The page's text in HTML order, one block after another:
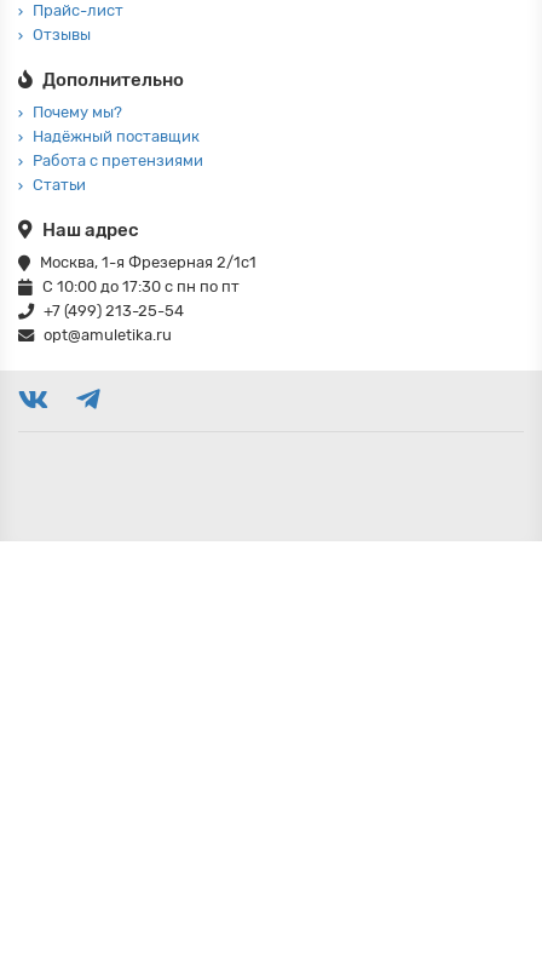
Прайс-лист
Отзывы
Дополнительно
Почему мы?
Надёжный поставщик
Работа с претензиями
Статьи
Наш адрес
Москва, 1-я Фрезерная 2/1с1
С 10:00 до 17:30 с пн по пт
+7 (499) 213-25-54
opt@amuletika.ru